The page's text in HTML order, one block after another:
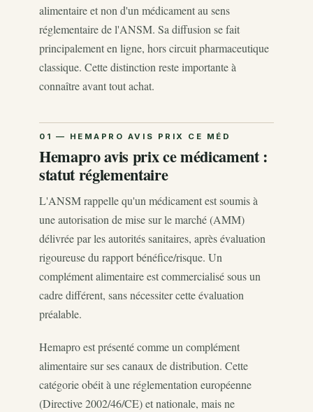
alimentaire et non d'un médicament au sens
réglementaire de l'ANSM. Sa diffusion se fait
principalement en ligne, hors circuit pharmaceutique
classique. Cette distinction reste importante à
connaître avant tout achat.
Hemapro avis prix ce médicament :
statut réglementaire
L'ANSM rappelle qu'un médicament est soumis à
une autorisation de mise sur le marché (AMM)
délivrée par les autorités sanitaires, après évaluation
rigoureuse du rapport bénéfice/risque. Un
complément alimentaire est commercialisé sous un
cadre différent, sans nécessiter cette évaluation
préalable.
Hemapro est présenté comme un complément
alimentaire sur ses canaux de distribution. Cette
catégorie obéit à une réglementation européenne
(Directive 2002/46/CE) et nationale, mais ne